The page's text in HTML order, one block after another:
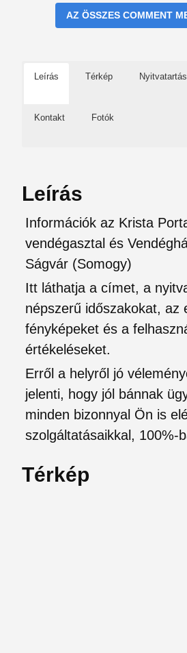
AZ ÖSSZES COMMENT
Leírás Térkép Nyitvatartás
Kontakt Fotók
Leírás
Információk az Krista
vendégasztal és
Ságvár (Somogy)
Itt láthatja a címet, a
népszerű időszakokat, az
fényképeket és a
értékeléseket.
Erről a helyről jó
jelenti, hogy jól bánnak
minden bizonnyal Ön is
szolgáltatásaikkal, 100%-
Térkép